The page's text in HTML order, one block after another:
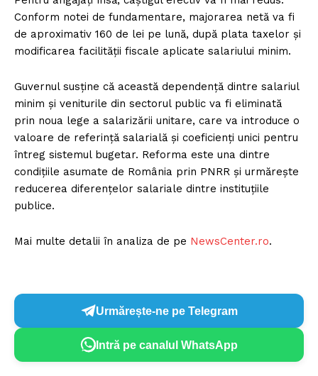
Conform notei de fundamentare, majorarea netă va fi
de aproximativ 160 de lei pe lună, după plata taxelor și
modificarea facilității fiscale aplicate salariului minim.
Guvernul susține că această dependență dintre salariul
minim și veniturile din sectorul public va fi eliminată
prin noua lege a salarizării unitare, care va introduce o
valoare de referință salarială și coeficienți unici pentru
întreg sistemul bugetar. Reforma este una dintre
condițiile asumate de România prin PNRR și urmărește
reducerea diferențelor salariale dintre instituțiile
publice.
Mai multe detalii în analiza de pe NewsCenter.ro.
Urmărește-ne pe Telegram
Intră pe canalul WhatsApp